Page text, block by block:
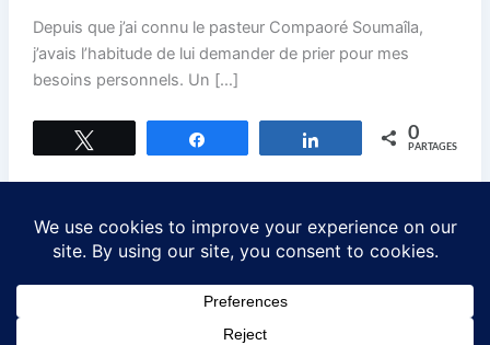
Depuis que j’ai connu le pasteur Compaoré Soumaîla,
j’avais l’habitude de lui demander de prier pour mes
besoins personnels. Un […]
Partagez 0
PARTAGES